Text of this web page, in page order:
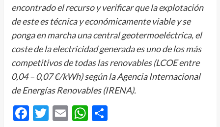
encontrado el recurso y verificar que la explotación
de este es técnica y económicamente viable y se
ponga en marcha una central geotermoeléctrica, el
coste de la electricidad generada es uno de los más
competitivos de todas las renovables (LCOE entre
0,04 – 0,07 €/kWh) según la Agencia Internacional
de Energías Renovables (IRENA).
Facebook
Twitter
EmailWhatsApp
Compartir